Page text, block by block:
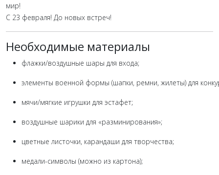
мир!
С 23 февраля! До новых встреч!
Необходимые материалы
флажки/воздушные шары для входа;
элементы военной формы (шапки, ремни, жилеты) для
мячи/мягкие игрушки для эстафет;
воздушные шарики для «разминирования»;
цветные листочки, карандаши для творчества;
медали-символы (можно из картона);